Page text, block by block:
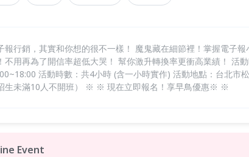
報行銷，其實和你想的很不一樣！ 魔鬼藏在細節裡！掌握電子
不用再為了開信率超低大哭！ 幫你激升轉換率更衝高業績！ 活
活動時數：共4小時 (含一小時實作) 活動地點：台北市
招生未滿10人不開班） ※ ※ 現在立即報名！享早鳥優惠※ ※
Event